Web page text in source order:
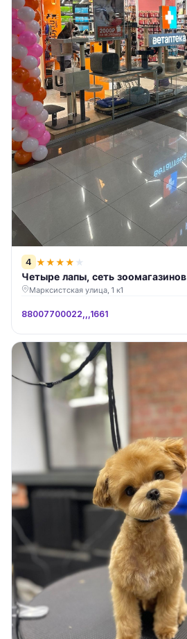
4 ★★★★ ★
Четыре лапы, сеть зоомагазинов
Марксистская улица, 1 к1
88007700022,,,1661